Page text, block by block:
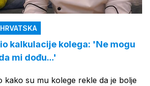
kalkulacije kolega: 'Ne mogu
mi dođu...'
kako su mu kolege rekle da je bolje